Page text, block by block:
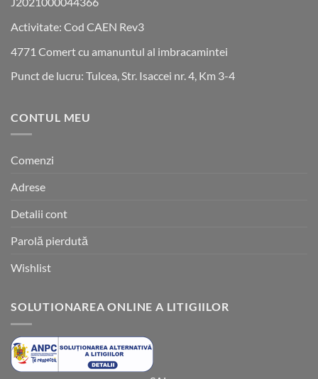
Activitate: Cod CAEN Rev3
4771 Comert cu amanuntul al imbracamintei
Punct de lucru: Tulcea, Str. Isaccei nr. 4, Km 3-4
CONTUL MEU
Comenzi
Adrese
Detalii cont
Parolă pierdută
Wishlist
SOLUTIONAREA ONLINE A LITIGIILOR